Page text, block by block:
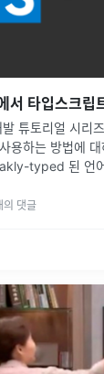
서 타입스크립
튜토리얼 시리
용하는 방법에
typed 된 언어
언한 변수에 문자
의 댓글